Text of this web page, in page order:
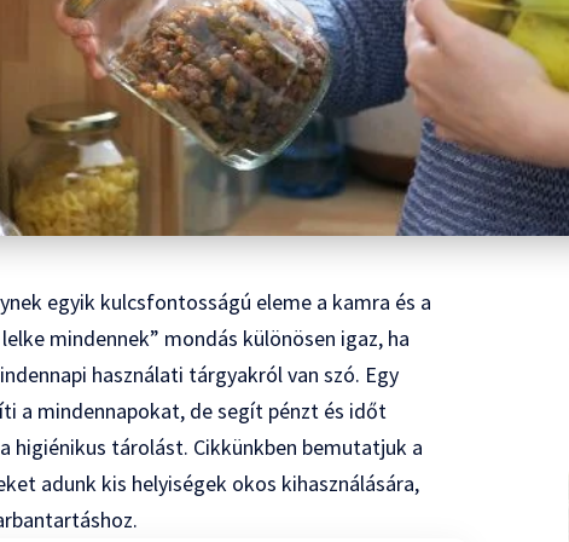
egyik kulcsfontosságú eleme a kamra és a
mindennek” mondás különösen igaz, ha
használati tárgyakról van szó. Egy
a mindennapokat, de segít pénzt és időt
higiénikus tárolást. Cikkünkben bemutatjuk a
adunk kis helyiségek okos kihasználására,